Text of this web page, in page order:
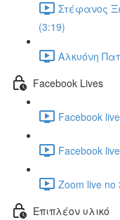
Στέφανος
(3:19)
Αλκυόνη
Facebook Lives
Facebook
Facebook
Zoom live no
Επιπλέον υλικό